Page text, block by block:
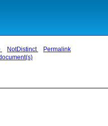
NotDistinct
Permalink